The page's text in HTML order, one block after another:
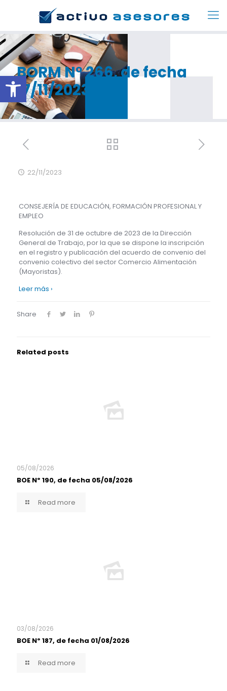
Abrir barra de herramientas
BORM Nº 266, de fecha
17/11/2023
22/11/2023
CONSEJERÍA DE EDUCACIÓN, FORMACIÓN PROFESIONAL Y
EMPLEO
Resolución de 31 de octubre de 2023 de la Dirección
General de Trabajo, por la que se dispone la inscripción
en el registro y publicación del acuerdo de convenio del
convenio colectivo del sector Comercio Alimentación
(Mayoristas).
Leer más ›
Share
Related posts
05/08/2026
BOE Nº 190, de fecha 05/08/2026
Read more
03/08/2026
BOE Nº 187, de fecha 01/08/2026
Read more